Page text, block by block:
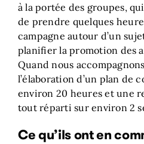
à la portée des groupes,
de prendre quelques
campagne autour d’un
planifier la promotion des
Quand nous
l’élaboration d’un plan de
environ 20 heures et une
tout réparti sur environ 2
Ce qu’ils ont en